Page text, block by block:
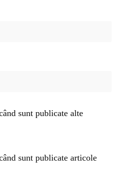
sunt publicate alte
sunt publicate articole